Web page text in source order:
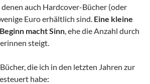
auch Hardcover-Bücher (oder
Euro erhältlich sind. Eine kleine
macht Sinn , ehe die Anzahl durch
steigt.
die ich in den letzten Jahren zur
habe: